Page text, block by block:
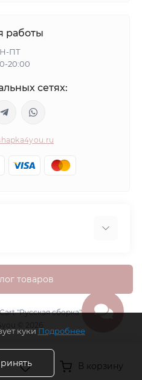
В корзину
работы
ПТ
20:00
сетях:
баллы
товаров
"Русская сборка"
куки Подробнее